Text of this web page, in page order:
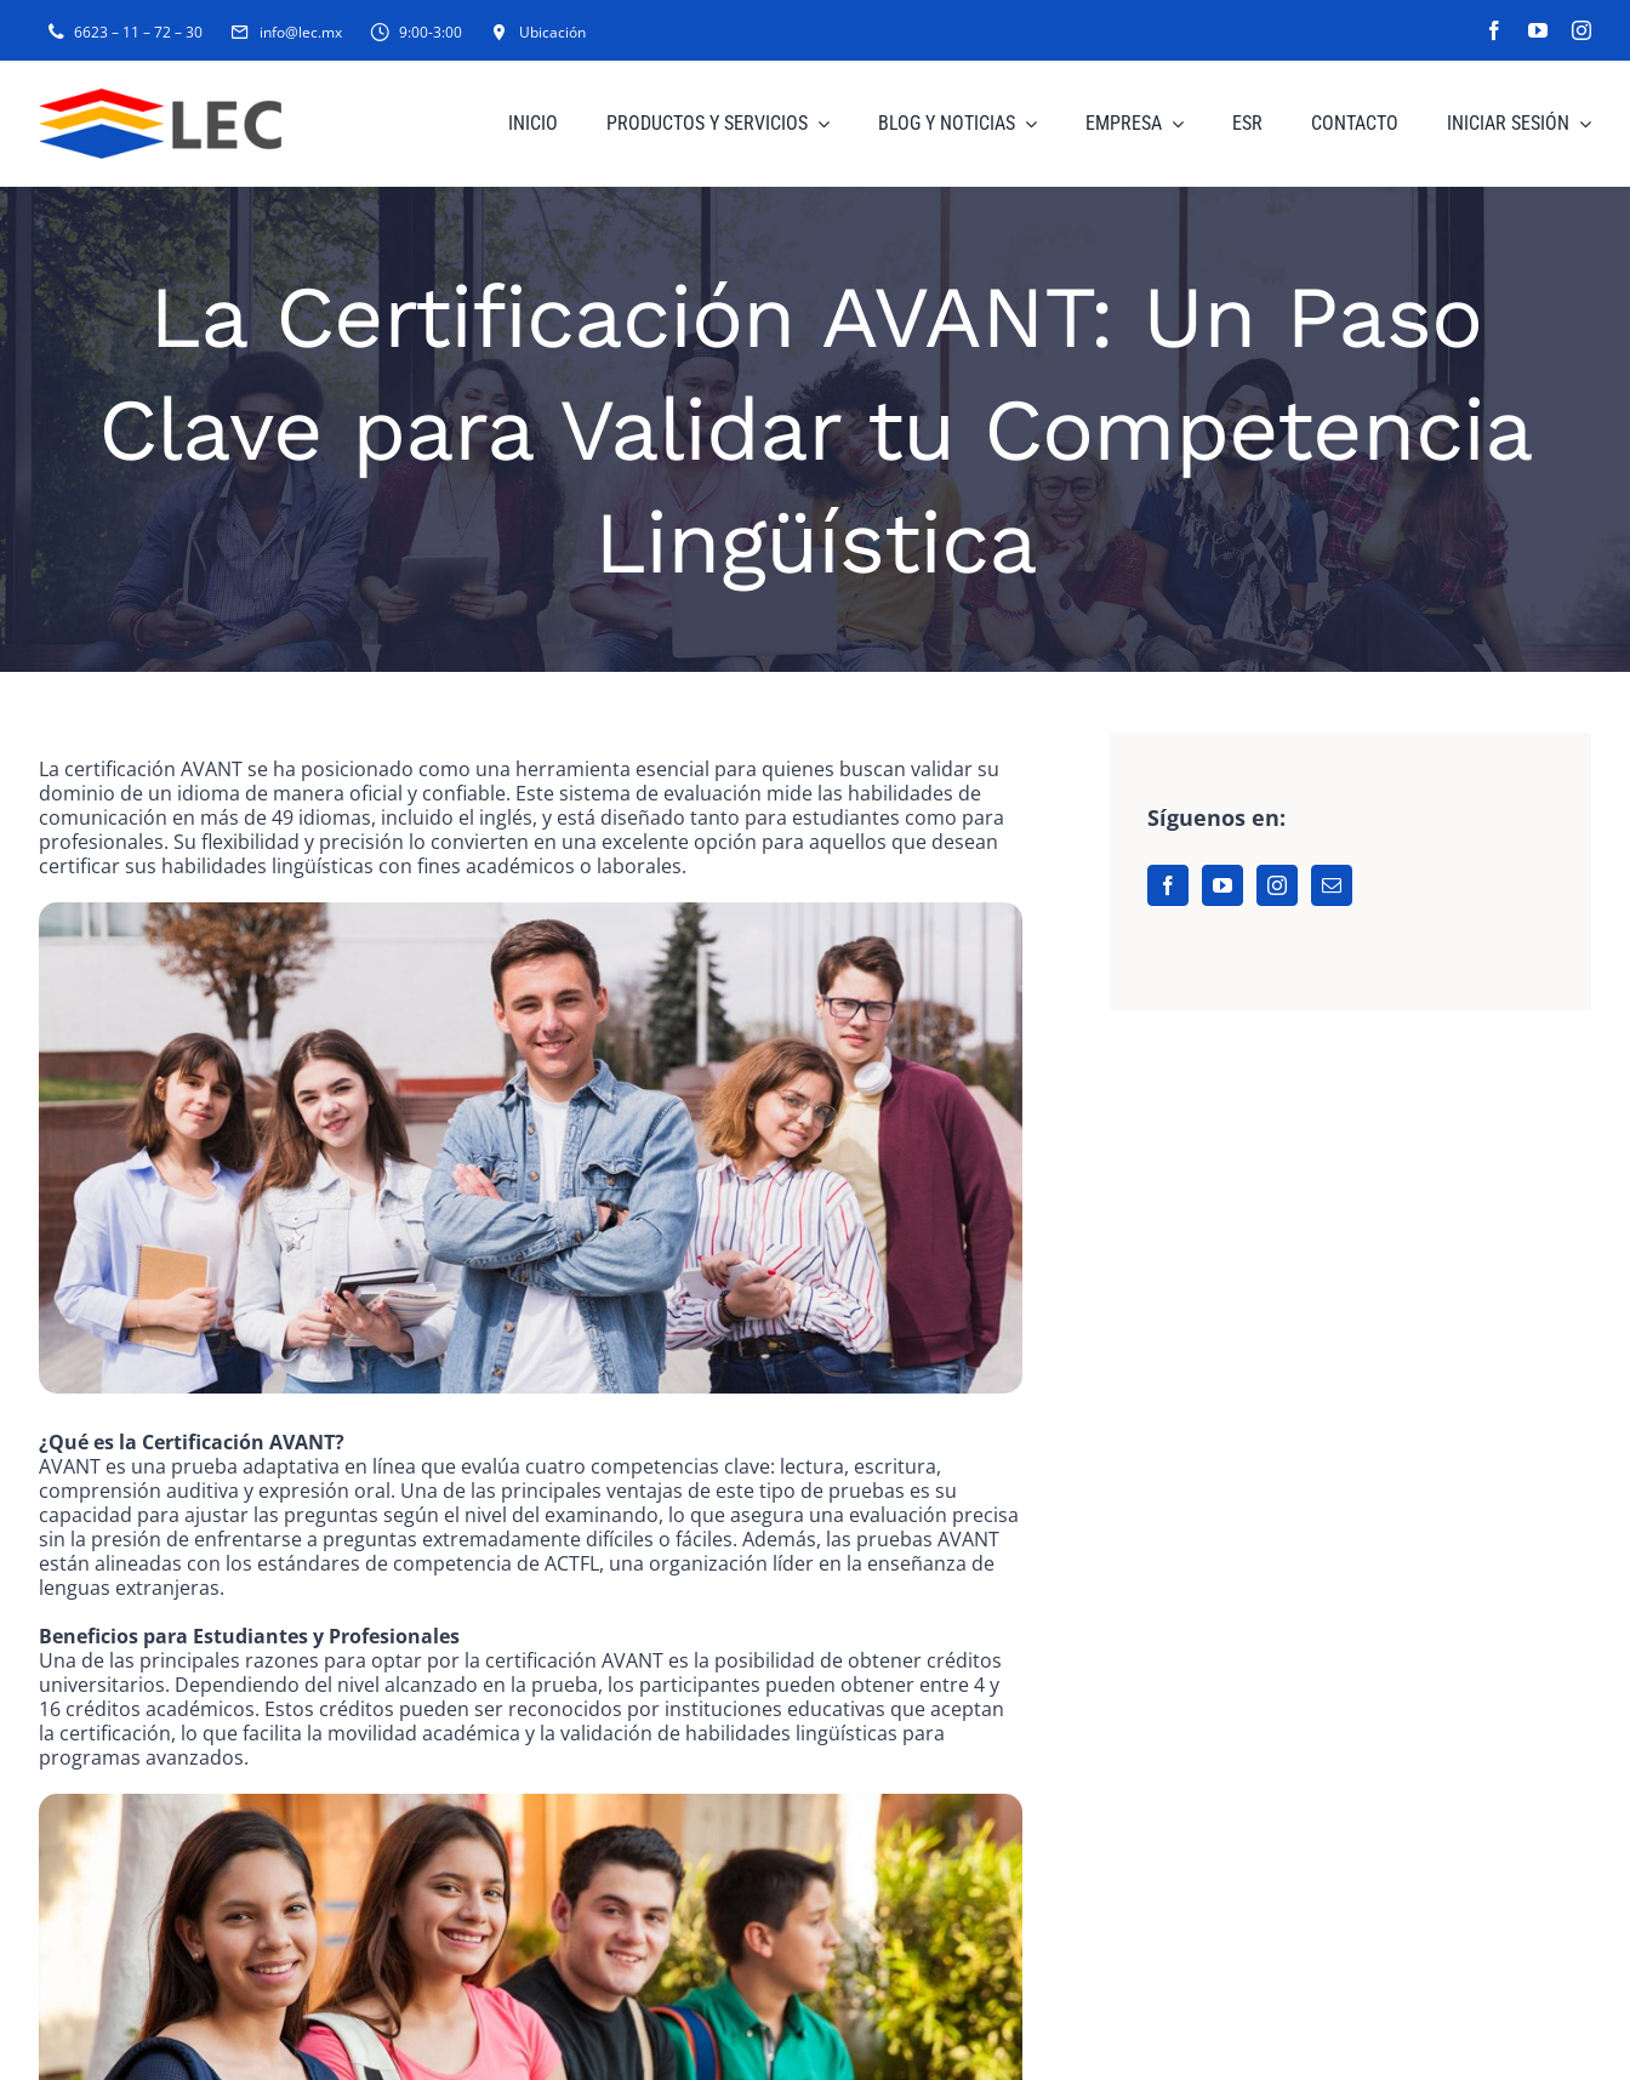
content
6623 – 11 – 72 – 30 info@lec.mx 9:00-3:00 Ubicación
INICIO PRODUCTOS Y SERVICIOS BLOG Y NOTICIAS EMPRESA ESR CONTACTO INICIAR SESIÓN
La Certificación AVANT: Un Paso
Clave para Validar tu Competencia
Lingüística
La certificación AVANT se ha posicionado como una herramienta esencial para quienes buscan validar su
dominio de un idioma de manera oficial y confiable. Este sistema de evaluación mide las habilidades de
comunicación en más de 49 idiomas, incluido el inglés, y está diseñado tanto para estudiantes como para
profesionales. Su flexibilidad y precisión lo convierten en una excelente opción para aquellos que desean
certificar sus habilidades lingüísticas con fines académicos o laborales.
¿Qué es la Certificación AVANT?
AVANT es una prueba adaptativa en línea que evalúa cuatro competencias clave: lectura, escritura,
comprensión auditiva y expresión oral. Una de las principales ventajas de este tipo de pruebas es su
capacidad para ajustar las preguntas según el nivel del examinando, lo que asegura una evaluación precisa
sin la presión de enfrentarse a preguntas extremadamente difíciles o fáciles. Además, las pruebas AVANT
están alineadas con los estándares de competencia de ACTFL, una organización líder en la enseñanza de
lenguas extranjeras.
Beneficios para Estudiantes y Profesionales
Una de las principales razones para optar por la certificación AVANT es la posibilidad de obtener créditos
universitarios. Dependiendo del nivel alcanzado en la prueba, los participantes pueden obtener entre 4 y
16 créditos académicos. Estos créditos pueden ser reconocidos por instituciones educativas que aceptan
la certificación, lo que facilita la movilidad académica y la validación de habilidades lingüísticas para
programas avanzados.
Síguenos en: